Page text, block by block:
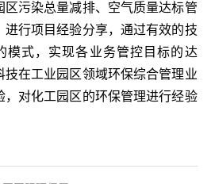
区污染总量减排、空气质量达标管
进行项目经验分享，通过有效的技
模式，实现各业务管控目标的达
技在工业园区领域环保综合管理业
，对化工园区的环保管理进行经验